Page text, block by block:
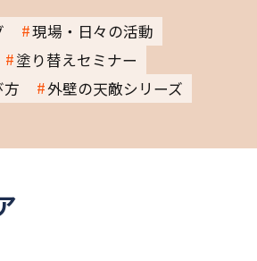
現場・日々の活動
塗り替えセミナー
外壁の天敵シリーズ